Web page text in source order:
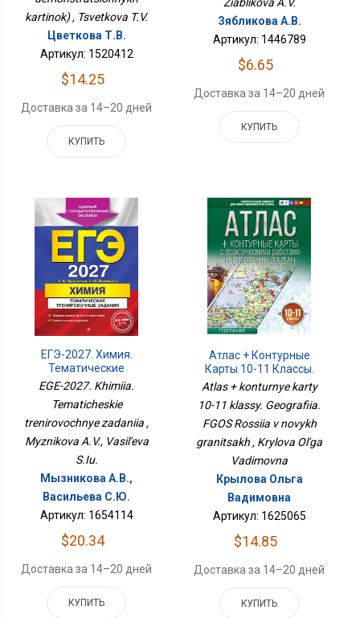
kartinok) , Tsvetkova T.V.
Цветкова Т.В.
Артикул: 1520412
$14.25
Доставка за 14–20 дней
КУПИТЬ
Зябликова А.В.
Артикул: 1446789
$6.65
Доставка за 14–20 дней
КУПИТЬ
ЕГЭ-2027. Химия.
Тематические
Тренировочные
EGE-2027. Khimiia.
Tematicheskie
trenirovochnye zadaniia ,
Myznikova A.V., Vasil'eva
S.Iu.
Мызникова А.В.,
Васильева С.Ю.
Артикул: 1654114
$20.34
Доставка за 14–20 дней
КУПИТЬ
Атлас + Контурные
Карты 10-11 Классы.
География. ФГОС Россия
В Новых Границах
Atlas + konturnye karty
10-11 klassy. Geografiia.
FGOS Rossiia v novykh
granitsakh , Krylova Ol'ga
Vadimovna
Крылова Ольга
Вадимовна
Артикул: 1625065
$14.85
Доставка за 14–20 дней
КУПИТЬ